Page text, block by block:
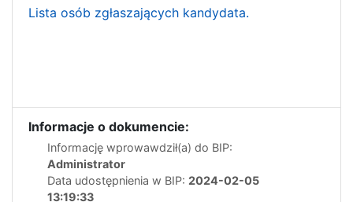
Lista osób zgłaszających kandydata.
Informacje o dokumencie:
Informację wprowawdził(a) do BIP:
Administrator
Data udostępnienia w BIP: 2024-02-05
13:19:33